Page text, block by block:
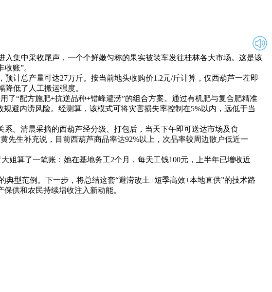
集中采收尾声，一个个鲜嫩匀称的果实被装车发往桂林各大市场。这是该
账”。
计总产量可达27万斤。按当前地头收购价1.2元/斤计算，仅西葫芦一茬即
低了人工搬运强度。
“配方施肥+抗逆品种+错峰避涝”的组合方案。通过有机肥与复合肥精准
避内涝风险。经测算，该模式可将灾害损失率控制在5%以内，远低于当
。清晨采摘的西葫芦经分级、打包后，当天下午即可送达市场及食
先生补充说，目前西葫芦商品率达92%以上，次品率较周边散户低近一
算了一笔账：她在基地务工2个月，每天工钱100元，上半年已增收近
型范例。下一步，将总结这套“避涝改土+短季高效+本地直供”的技术路
供和农民持续增收注入新动能。